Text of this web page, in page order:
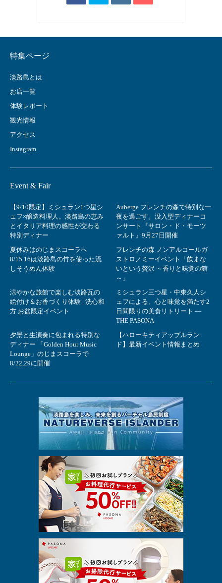
特集ページ
淡路島とは
お店一覧
体験レポート
観光情報
アクセス
Instagram
Event & Fair
【9/10限定】ミシュラン1つ星シ
ェフ×醸造料理人。淡路島の恵み
とイタリア料理の感性が交わる
特別ディナー
Auberge フレンチの森で特別な一
夜を過ごす。没入型ディナーコ
ンサート『サロン・ド・モーツ
ァルト』9月27日開催
夏休みはのじまスコーラへ
8/15.16は淡路島の竹を使った流
しそうめん体験
フレンチの森 ノンアルコールガ
ストロノミーイベント「飲まな
いという贅沢 ～香りと味覚の館
～」
涼やかな旅館で楽しむ淡路瓦の
絵付け＆お香づくり体験 | 洗心和
方 お盆限定イベント
ミシュラン三つ星・中東久人シ
ェフによる、心と味覚を満たす2
日間限りの美食リトリート ―
THE PASONA
夕景と生演奏に包まれる特別な
ディナー 「Golden Hour Music
Lounge」のじまスコーラで
8/22,29に開催
【ハローキティアップルラン
ド】最新イベント情報まとめ